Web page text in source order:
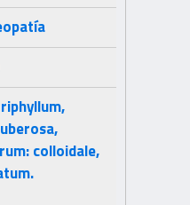
colloidale,